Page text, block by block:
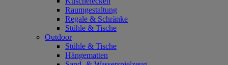
Raumgestaltung
Regale & Schränke
Stühle & Tische
Outdoor
Stühle & Tische
Hängematten